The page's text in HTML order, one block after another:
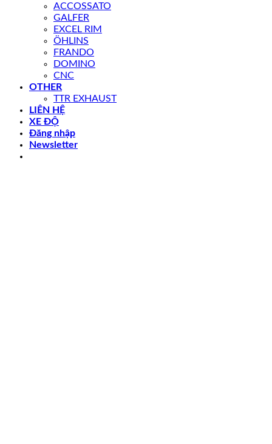
ACCOSSATO
GALFER
EXCEL RIM
ÖHLINS
FRANDO
DOMINO
CNC
OTHER
TTR EXHAUST
LIÊN HỆ
XE ĐỘ
Đăng nhập
Newsletter